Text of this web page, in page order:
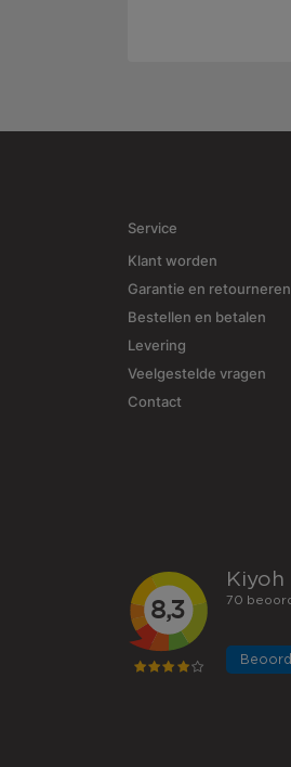
Service
Klant worden
Garantie en retourneren
Bestellen en betalen
Levering
Veelgestelde vragen
Contact